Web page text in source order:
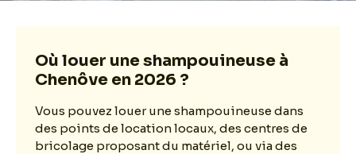
Où louer une shampouineuse à
Chenôve en 2026 ?
Vous pouvez louer une shampouineuse dans
des points de location locaux, des centres de
bricolage proposant du matériel, ou via des